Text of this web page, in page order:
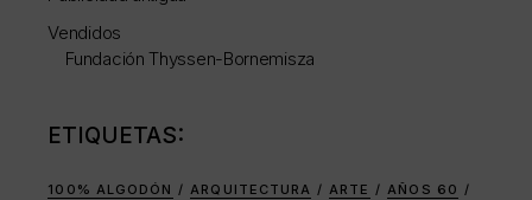
Vendidos
Fundación Thyssen-Bornemisza
ETIQUETAS:
100% ALGODÓN ARQUITECTURA ARTE
AÑOS 60